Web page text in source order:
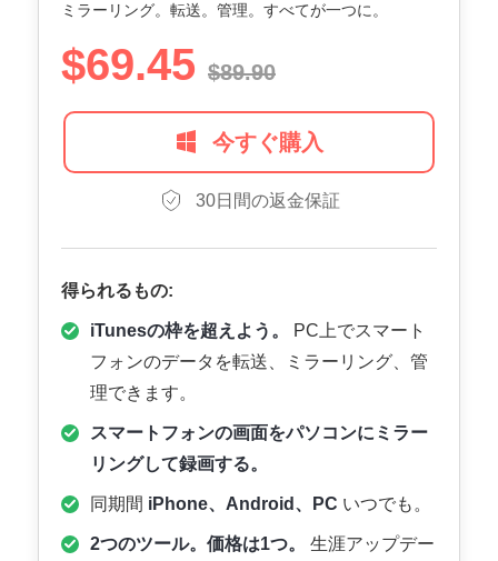
ミラーリング。転送。管理。すべてが一つに。
$69.45 $89.90
今すぐ購入
30日間の返金保証
得られるもの:
iTunesの枠を超えよう。
PC上でスマート
フォンのデータを転送、ミラーリング、管
理できます。
スマートフォンの画面をパソコンにミラー
リングして録画する。
同期間 iPhone、Android、PC いつでも。
2つのツール。価格は1つ。 生涯アップデー